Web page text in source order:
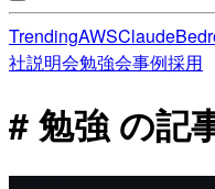
TrendingAWSClaude
社説明会勉強会事例採用
# 勉強 の記